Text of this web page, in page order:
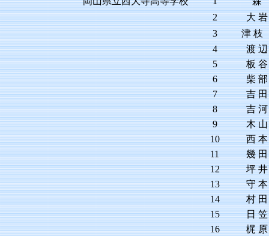
2
大 岩
3
津
4
渡 辺
5
板 谷
6
柴 部
7
吉 田
8
吉 河
9
木 山
10
西 本
11
幾 田
12
坪 井
13
守 本
14
村 田
15
日 笠
16
梶 原